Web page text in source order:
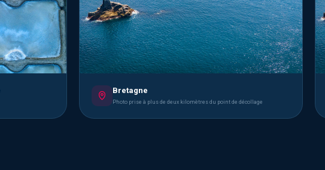
Bretagne
Photo prise à plus de deux kilomètres du point de décollage